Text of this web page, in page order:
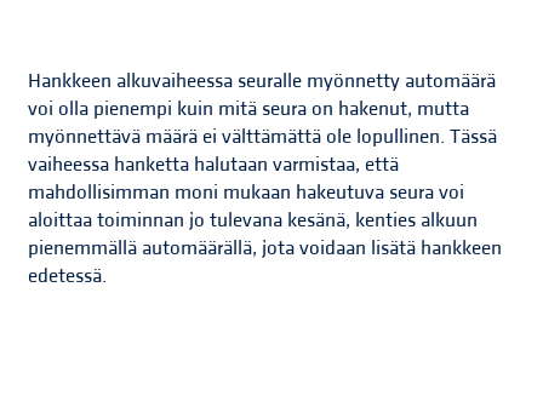
Hankkeen alkuvaiheessa seuralle myönnetty automäärä
voi olla pienempi kuin mitä seura on hakenut, mutta
myönnettävä määrä ei välttämättä ole lopullinen. Tässä
vaiheessa hanketta halutaan varmistaa, että
mahdollisimman moni mukaan hakeutuva seura voi
aloittaa toiminnan jo tulevana kesänä, kenties alkuun
pienemmällä automäärällä, jota voidaan lisätä hankkeen
edetessä.